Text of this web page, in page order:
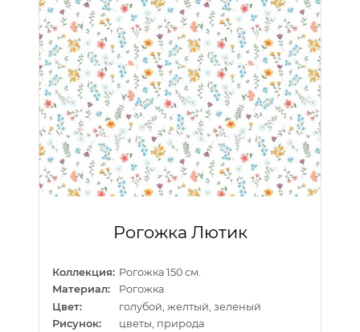
Рогожка Лютик
Коллекция: Рогожка 150 см.
Материал:
Рогожка
Цвет:
голубой, желтый, зеленый
Рисунок:
цветы, природа